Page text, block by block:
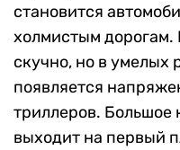
становится
холмистым дорогам.
скучно, но в умелых
появляется
триллеров. Большое
выходит на первый